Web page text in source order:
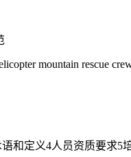
mountain rescue
和定义4人员资质要求5